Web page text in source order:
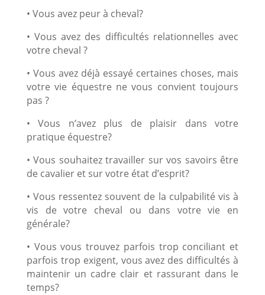
• Vous avez peur à cheval?
• Vous avez des difficultés relationnelles avec
votre cheval ?
• Vous avez déjà essayé certaines choses, mais
votre vie équestre ne vous convient toujours
pas ?
• Vous n’avez plus de plaisir dans votre
pratique équestre?
• Vous souhaitez travailler sur vos savoirs être
de cavalier et sur votre état d’esprit?
• Vous ressentez souvent de la culpabilité vis à
vis de votre cheval ou dans votre vie en
générale?
• Vous vous trouvez parfois trop conciliant et
parfois trop exigent, vous avez des difficultés à
maintenir un cadre clair et rassurant dans le
temps?